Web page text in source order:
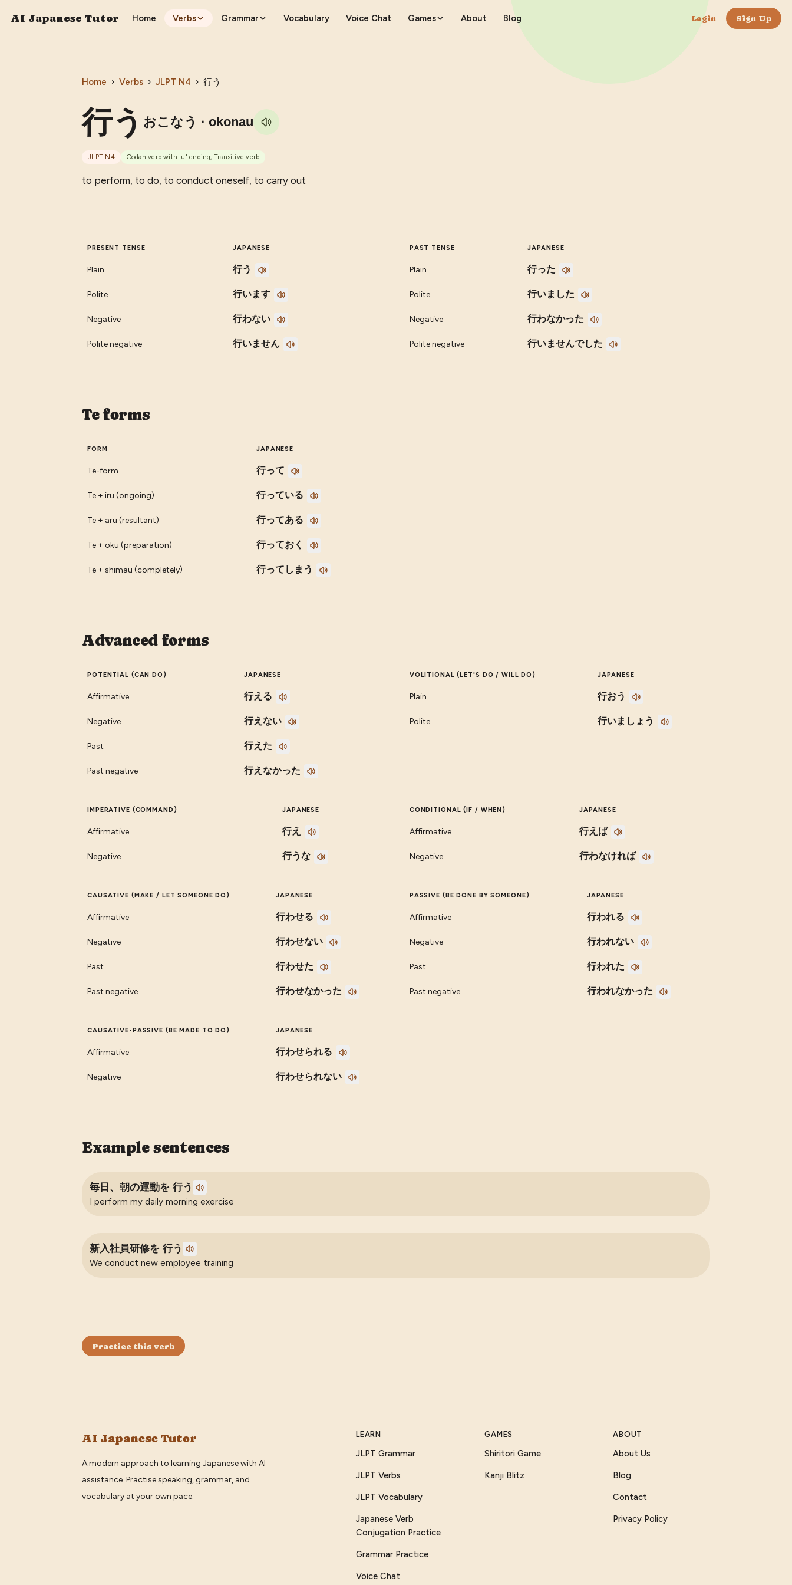
AI Japanese Tutor Home Verbs Grammar Vocabulary Voice Chat Games About Blog Login Sign Up
Home › Verbs › JLPT N4 › 行う
行う おこなう · okonau
JLPT N4 Godan verb with 'u' ending, Transitive verb
to perform, to do, to conduct oneself, to carry out
PRESENT TENSE JAPANESE
Plain 行う
Polite 行います
Negative 行わない
Polite negative 行いません
PAST TENSE JAPANESE
Plain 行った
Polite 行いました
Negative 行わなかった
Polite negative 行いませんでした
Te forms
FORM JAPANESE
Te-form 行って
Te + iru (ongoing) 行っている
Te + aru (resultant) 行ってある
Te + oku (preparation) 行っておく
Te + shimau (completely) 行ってしまう
Advanced forms
POTENTIAL (CAN DO) JAPANESE
Affirmative 行える
Negative 行えない
Past 行えた
Past negative 行えなかった
VOLITIONAL (LET'S DO / WILL DO) JAPANESE
Plain 行おう
Polite 行いましょう
IMPERATIVE (COMMAND) JAPANESE
Affirmative 行え
Negative 行うな
CONDITIONAL (IF / WHEN) JAPANESE
Affirmative 行えば
Negative 行わなければ
CAUSATIVE (MAKE / LET SOMEONE DO) JAPANESE
Affirmative 行わせる
Negative 行わせない
Past 行わせた
Past negative 行わせなかった
PASSIVE (BE DONE BY SOMEONE) JAPANESE
Affirmative 行われる
Negative 行われない
Past 行われた
Past negative 行われなかった
CAUSATIVE-PASSIVE (BE MADE TO DO) JAPANESE
Affirmative 行わせられる
Negative 行わせられない
Example sentences
毎日、朝の運動を 行う
I perform my daily morning exercise
新入社員研修を 行う
We conduct new employee training
Practice this verb
AI Japanese Tutor
A modern approach to learning Japanese with AI
assistance. Practise speaking, grammar, and
vocabulary at your own pace.
LEARN
JLPT Grammar
JLPT Verbs
JLPT Vocabulary
Japanese Verb
Conjugation Practice
Grammar Practice
Voice Chat
GAMES
Shiritori Game
Kanji Blitz
ABOUT
About Us
Blog
Contact
Privacy Policy